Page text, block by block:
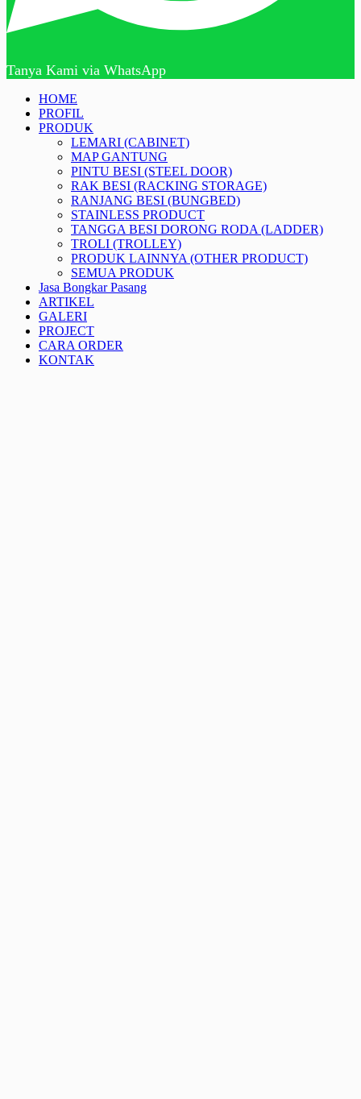
Tanya Kami via WhatsApp
HOME
PROFIL
PRODUK
LEMARI (CABINET)
MAP GANTUNG
PINTU BESI (STEEL DOOR)
RAK BESI (RACKING STORAGE)
RANJANG BESI (BUNGBED)
STAINLESS PRODUCT
TANGGA BESI DORONG RODA (LADDER)
TROLI (TROLLEY)
PRODUK LAINNYA (OTHER PRODUCT)
SEMUA PRODUK
Jasa Bongkar Pasang
ARTIKEL
GALERI
PROJECT
CARA ORDER
KONTAK